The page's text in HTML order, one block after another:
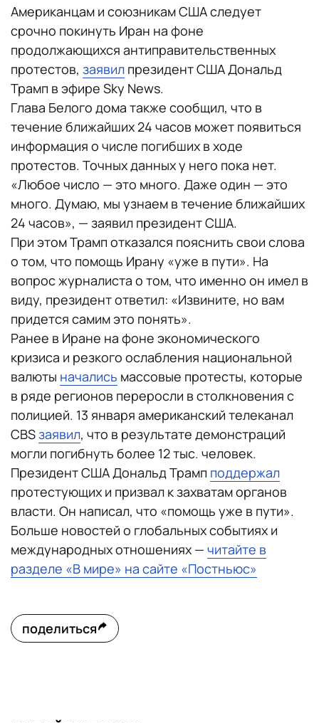
Американцам и союзникам США следует
срочно покинуть Иран на фоне
продолжающихся антиправительственных
протестов, заявил президент США Дональд
Трамп в эфире Sky News.
Глава Белого дома также сообщил, что в
течение ближайших 24 часов может появиться
информация о числе погибших в ходе
протестов. Точных данных у него пока нет.
«Любое число — это много. Даже один — это
много. Думаю, мы узнаем в течение ближайших
24 часов», — заявил президент США.
При этом Трамп отказался пояснить свои слова
о том, что помощь Ирану «уже в пути». На
вопрос журналиста о том, что именно он имел в
виду, президент ответил: «Извините, но вам
придется самим это понять».
Ранее в Иране на фоне экономического
кризиса и резкого ослабления национальной
валюты начались массовые протесты, которые
в ряде регионов переросли в столкновения с
полицией. 13 января американский телеканал
CBSзаявил, что в результате демонстраций
могли погибнуть более 12 тыс. человек.
Президент США Дональд Трамп поддержал
протестующих и призвал к захватам органов
власти. Он написал, что «помощь уже в пути».
Больше новостей о глобальных событиях и
международных отношениях — читайте в
разделе «В мире» на сайте «Постньюс»
поделиться